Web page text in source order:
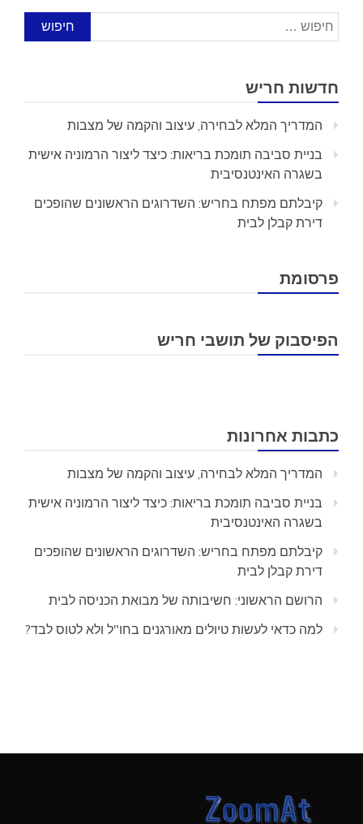
חיפוש:
חדשות חריש
המדריך המלא לבחירה, עיצוב והקמה של מצבות
בניית סביבה תומכת בריאות: כיצד ליצור הרמוניה אישית
בשגרה האינטנסיבית
קיבלתם מפתח בחריש: השדרוגים הראשונים שהופכים
דירת קבלן לבית
פרסומת
הפיסבוק של תושבי חריש
כתבות אחרונות
המדריך המלא לבחירה, עיצוב והקמה של מצבות
בניית סביבה תומכת בריאות: כיצד ליצור הרמוניה אישית
בשגרה האינטנסיבית
קיבלתם מפתח בחריש: השדרוגים הראשונים שהופכים
דירת קבלן לבית
הרושם הראשוני: חשיבותה של מבואת הכניסה לבית
למה כדאי לעשות טיולים מאורגנים בחו"ל ולא לטוס לבד?